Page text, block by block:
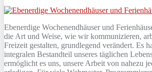
Ebenerdige Wochenendhäuser und
die Art und Weise, wie wir kommunizieren,
Freizeit gestalten, grundlegend verändert. Es
integralen Bestandteil unseres täglichen
ermöglicht es uns, unsere Arbeit von nahezu